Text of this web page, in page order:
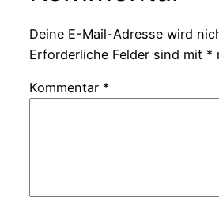
Deine E-Mail-Adresse wird
Erforderliche Felder sind mit *
Kommentar *